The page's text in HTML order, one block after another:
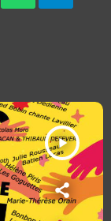
play_arrow